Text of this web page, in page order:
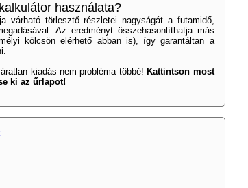
használata?
várható törlesztő részletei nagyságát a futamidő,
Az eredményt összehasonlíthatja más
kölcsön elérhető abban is), így garantáltan a
kiadás nem probléma többé! Kattintson most
ki az űrlapot!